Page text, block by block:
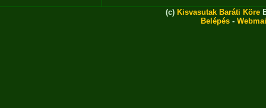
(c) Kisvasutak Baráti Köre
Belépés -